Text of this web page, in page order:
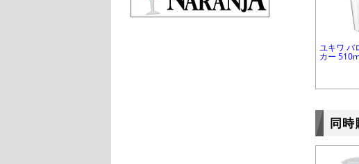
ユキワ バ
カー
同時